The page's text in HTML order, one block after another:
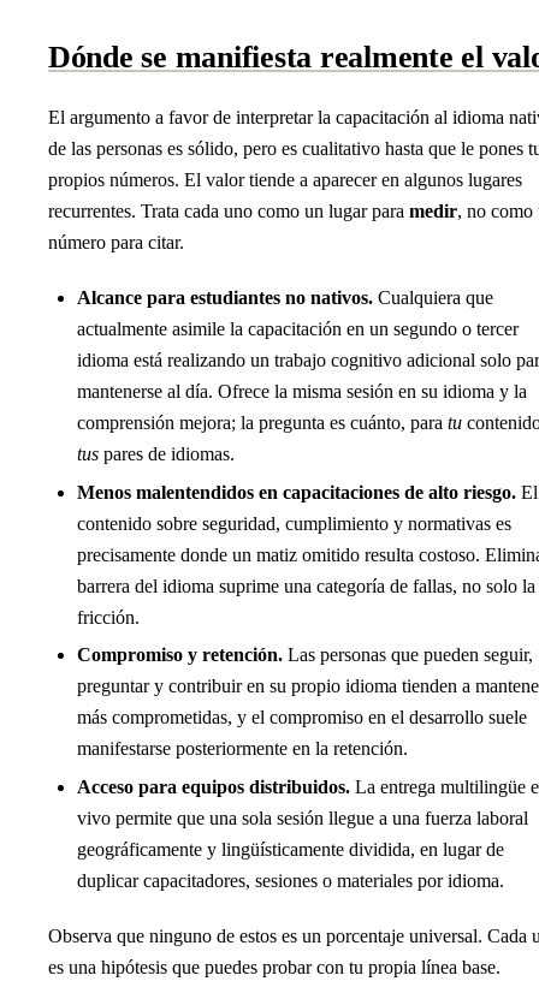
Dónde se manifiesta realmente el
El argumento a favor de interpretar la capacitación al idioma
de las personas es sólido, pero es cualitativo hasta que le pones
propios números. El valor tiende a aparecer en algunos lugares
recurrentes. Trata cada uno como un lugar para medir, no como
número para citar.
Alcance para estudiantes no nativos. Cualquiera que
actualmente asimile la capacitación en un segundo o tercer
idioma está realizando un trabajo cognitivo adicional solo
mantenerse al día. Ofrece la misma sesión en su idioma y la
comprensión mejora; la pregunta es cuánto, para tu
tus pares de idiomas.
Menos malentendidos en capacitaciones de alto riesgo. El
contenido sobre seguridad, cumplimiento y normativas es
precisamente donde un matiz omitido resulta costoso.
barrera del idioma suprime una categoría de fallas, no solo la
fricción.
Compromiso y retención. Las personas que pueden seguir,
preguntar y contribuir en su propio idioma tienden a
más comprometidas, y el compromiso en el desarrollo suele
manifestarse posteriormente en la retención.
Acceso para equipos distribuidos. La entrega multilingüe
vivo permite que una sola sesión llegue a una fuerza laboral
geográficamente y lingüísticamente dividida, en lugar de
duplicar capacitadores, sesiones o materiales por idioma.
Observa que ninguno de estos es un porcentaje universal. Cada
es una hipótesis que puedes probar con tu propia línea base.